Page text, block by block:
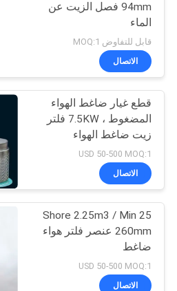
PRIVACY
POLICY
ضاغط هواء
خالي من
33
ضاغط هواء VSD
19
94mm فصل الزيت عن
الماء
قابل للتفاوض MOQ:1
الاتصال
قطع غيار ضاغط الهواء
المضغوط ، 7.5KW فلتر
زيت ضاغط الهواء
USD 50-500 MOQ:1
الاتصال
25 Shore 2.25m3 / Min
260mm عنصر فلتر هواء
ضاغط
USD 50-500 MOQ:1
الاتصال